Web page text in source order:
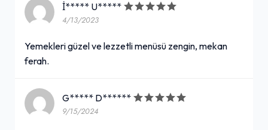
İ***** U*****
4/13/2023
Yemekleri güzel ve lezzetli menüsü zengin, mekan
ferah.
G***** D******
9/15/2024